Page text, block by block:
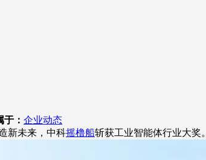
于： 企业动态
新未来，中科摇橹船斩获工业智能体行业大奖